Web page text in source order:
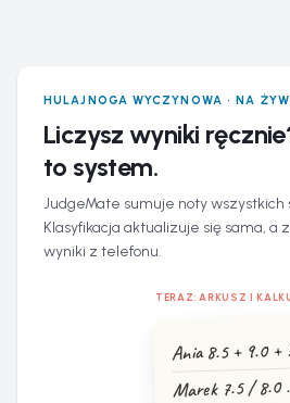
HULAJNOGA WYCZYNOWA · NA
Liczysz wyniki
to system.
JudgeMate sumuje noty wszystkich
Klasyfikacja aktualizuje się sama, a
wyniki z telefonu.
TERAZ: ARKUSZ I
Ania 8.5 + 9.0 +
Marek 7.5 / 8.0